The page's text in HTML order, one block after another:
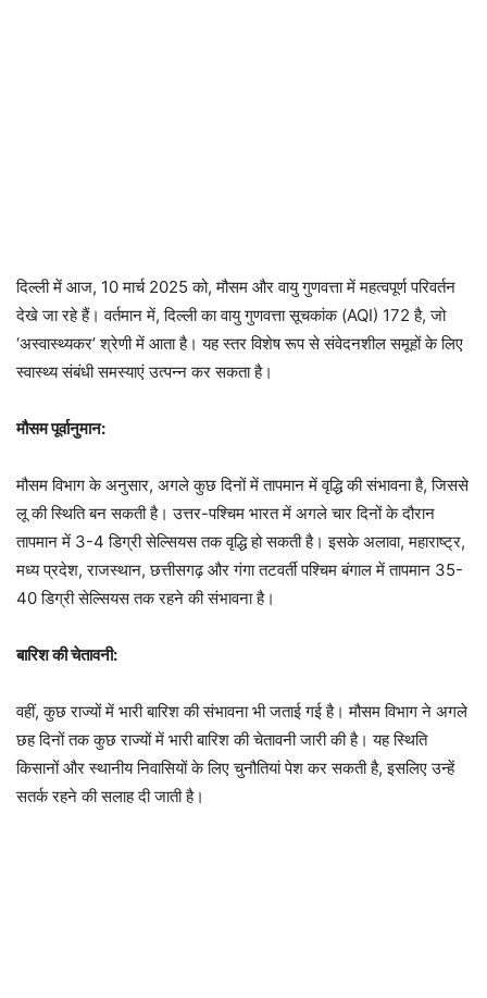
दिल्ली में आज, 10 मार्च 2025 को, मौसम और वायु गुणवत्ता में महत्वपूर्ण परिवर्तन
देखे जा रहे हैं। वर्तमान में, दिल्ली का वायु गुणवत्ता सूचकांक (AQI) 172 है, जो
‘अस्वास्थ्यकर’ श्रेणी में आता है। यह स्तर विशेष रूप से संवेदनशील समूहों के लिए
स्वास्थ्य संबंधी समस्याएं उत्पन्न कर सकता है।
मौसम पूर्वानुमान:
मौसम विभाग के अनुसार, अगले कुछ दिनों में तापमान में वृद्धि की संभावना है, जिससे
लू की स्थिति बन सकती है। उत्तर-पश्चिम भारत में अगले चार दिनों के दौरान
तापमान में 3-4 डिग्री सेल्सियस तक वृद्धि हो सकती है। इसके अलावा, महाराष्ट्र,
मध्य प्रदेश, राजस्थान, छत्तीसगढ़ और गंगा तटवर्ती पश्चिम बंगाल में तापमान 35-
40 डिग्री सेल्सियस तक रहने की संभावना है।
बारिश की चेतावनी:
वहीं, कुछ राज्यों में भारी बारिश की संभावना भी जताई गई है। मौसम विभाग ने अगले
छह दिनों तक कुछ राज्यों में भारी बारिश की चेतावनी जारी की है। यह स्थिति
किसानों और स्थानीय निवासियों के लिए चुनौतियां पेश कर सकती है, इसलिए उन्हें
सतर्क रहने की सलाह दी जाती है।